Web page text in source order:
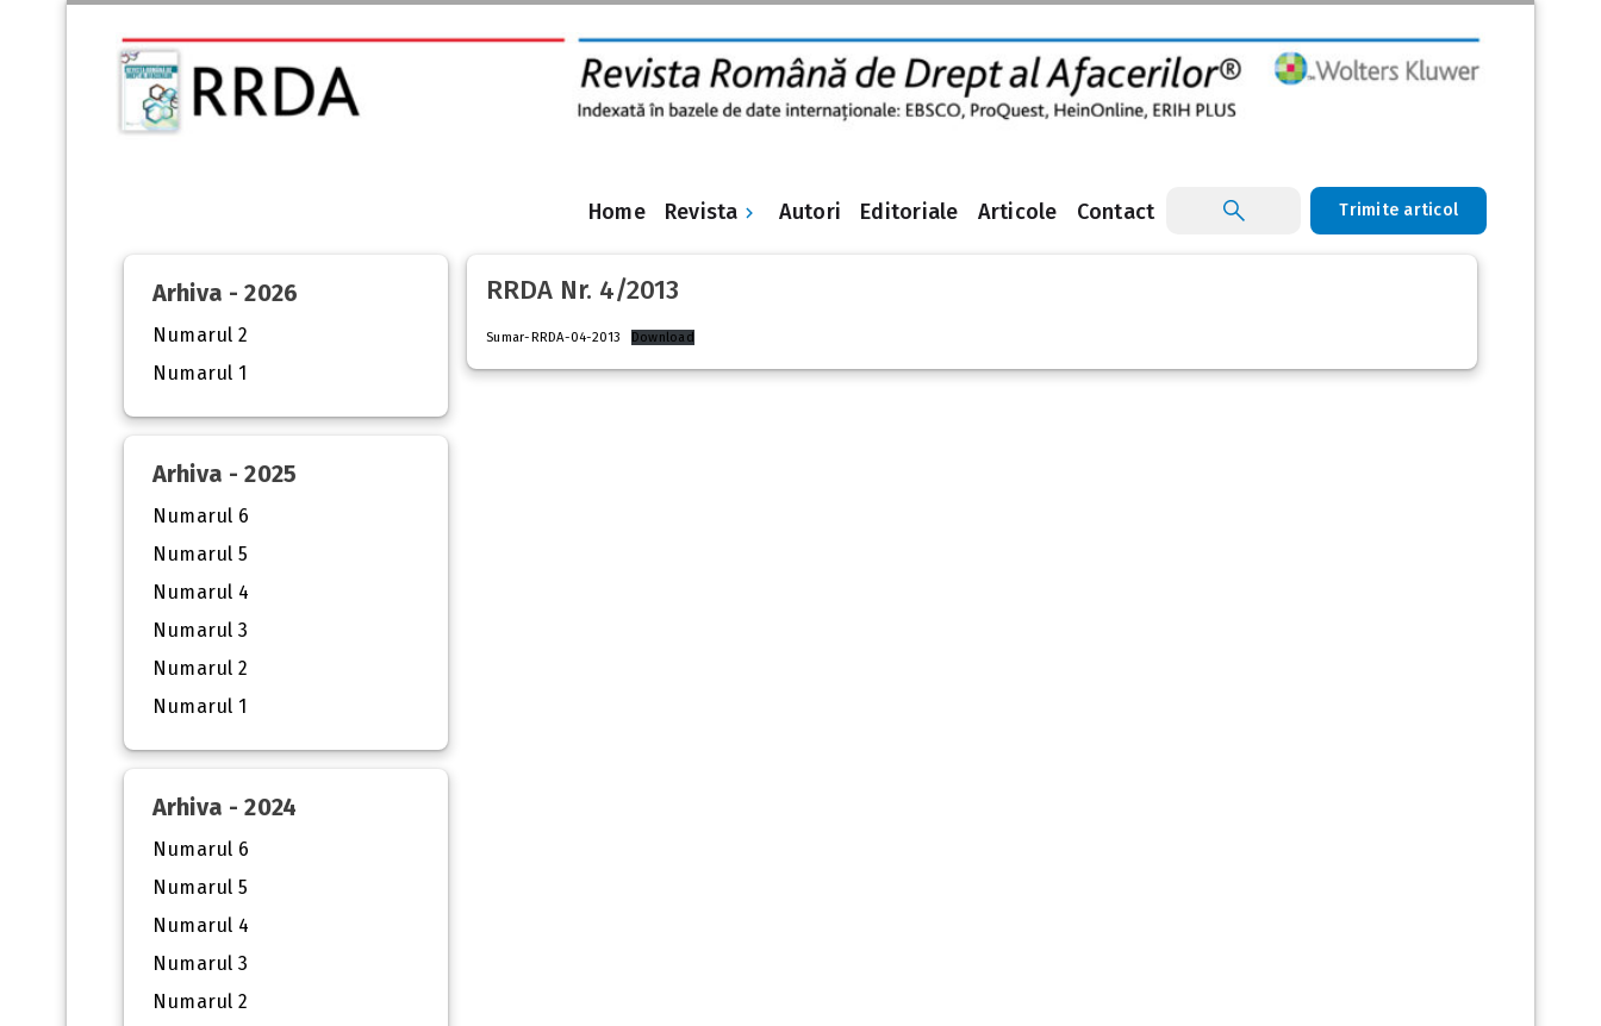
Home Revista Autori Editoriale Articole Contact Trimite articol
Arhiva - 2026
Numarul 2
Numarul 1
Arhiva - 2025
Numarul 6
Numarul 5
Numarul 4
Numarul 3
Numarul 2
Numarul 1
Arhiva - 2024
Numarul 6
Numarul 5
Numarul 4
Numarul 3
Numarul 2
RRDA Nr. 4/2013
Sumar-RRDA-04-2013 Download